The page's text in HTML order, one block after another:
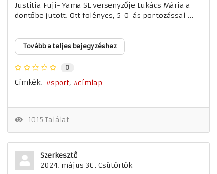
Justitia Fuji- Yama SE versenyzője Lukács Mária a
döntőbe jutott. Ott fölényes, 5-0-ás pontozással ...
Tovább a teljes bejegyzéshez
0
Címkék: sport címlap
1015 Találat
Szerkesztő
2024. május 30. Csütörtök